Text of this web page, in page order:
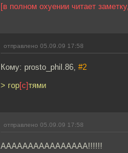
[в полном охуении читает
отправлено 05.09.09 17:58
Кому: prosto_phil.86, #2
> гор[с]тями
отправлено 05.09.09 17:58
АААААААААААААААА!!!!!!